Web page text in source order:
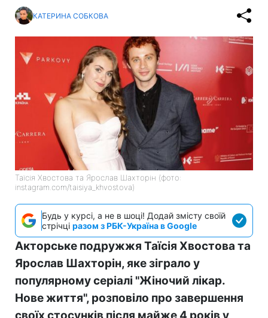
КАТЕРИНА СОБКОВА
Таїсія Хвостова та Ярослав Шахторін (фото:
instagram.com/taisiya_khvostova)
Будь у курсі, а не в шоці! Додай змісту своїй
стрічці разом з РБК-Україна в Google
Акторське подружжя Таїсія Хвостова та
Ярослав Шахторін, яке зіграло у
популярному серіалі "Жіночий лікар.
Нове життя", розповіло про завершення